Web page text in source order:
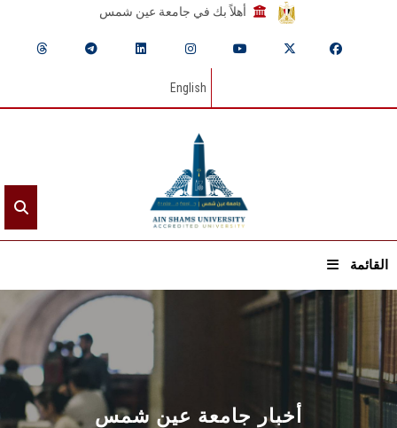
أهلاً بك في جامعة عين شمس
English
القائمة
الرئيسيـة
عن الجامعة
القطاعـات أخبار جامعة عين شمس